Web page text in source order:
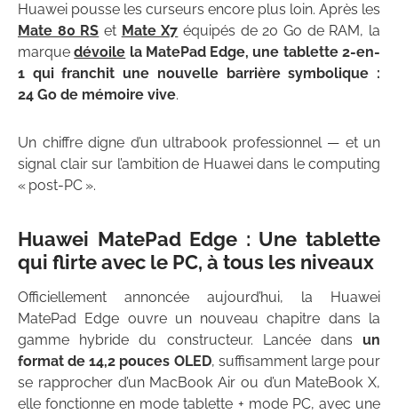
Huawei pousse les curseurs encore plus loin. Après les
Mate 80 RS et Mate X7 équipés de 20 Go de RAM, la
marquedévoile la MatePad Edge, une tablette 2-en-
1 qui franchit une nouvelle barrière symbolique :
24 Go de mémoire vive.
Un chiffre digne d’un ultrabook professionnel — et un
signal clair sur l’ambition de Huawei dans le computing
« post-PC ».
Huawei MatePad Edge : Une tablette
qui flirte avec le PC, à tous les niveaux
Officiellement annoncée aujourd’hui, la Huawei
MatePad Edge ouvre un nouveau chapitre dans la
gamme hybride du constructeur. Lancée dans un
format de 14,2 pouces OLED, suffisamment large pour
se rapprocher d’un MacBook Air ou d’un MateBook X,
elle fonctionne en mode tablette + mode PC, avec une